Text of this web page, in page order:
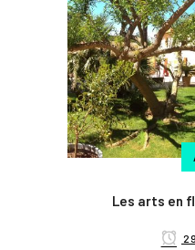
Les arts en